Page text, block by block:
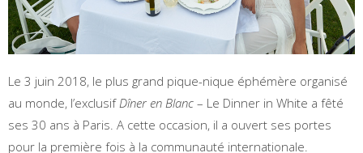
Le 3 juin 2018, le plus grand pique-nique éphémère organisé
au monde, l’exclusifDîner en Blanc – Le Dinner in White a fêté
ses 30 ans à Paris. A cette occasion, il a ouvert ses portes
pour la première fois à la communauté internationale.